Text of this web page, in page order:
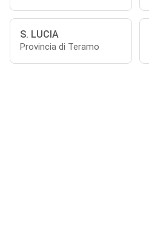
S. LUCIA
Provincia di Teramo